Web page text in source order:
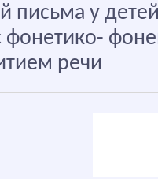
письма у
фонетико-
речи